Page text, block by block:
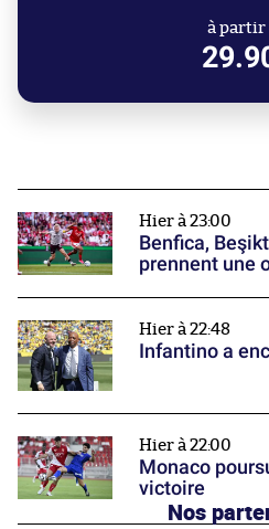
à partir
Hier à 23:00
Benfica,
prennent une
Hier à 22:48
Infantino a
Hier à 22:00
Monaco
victoire
Nos